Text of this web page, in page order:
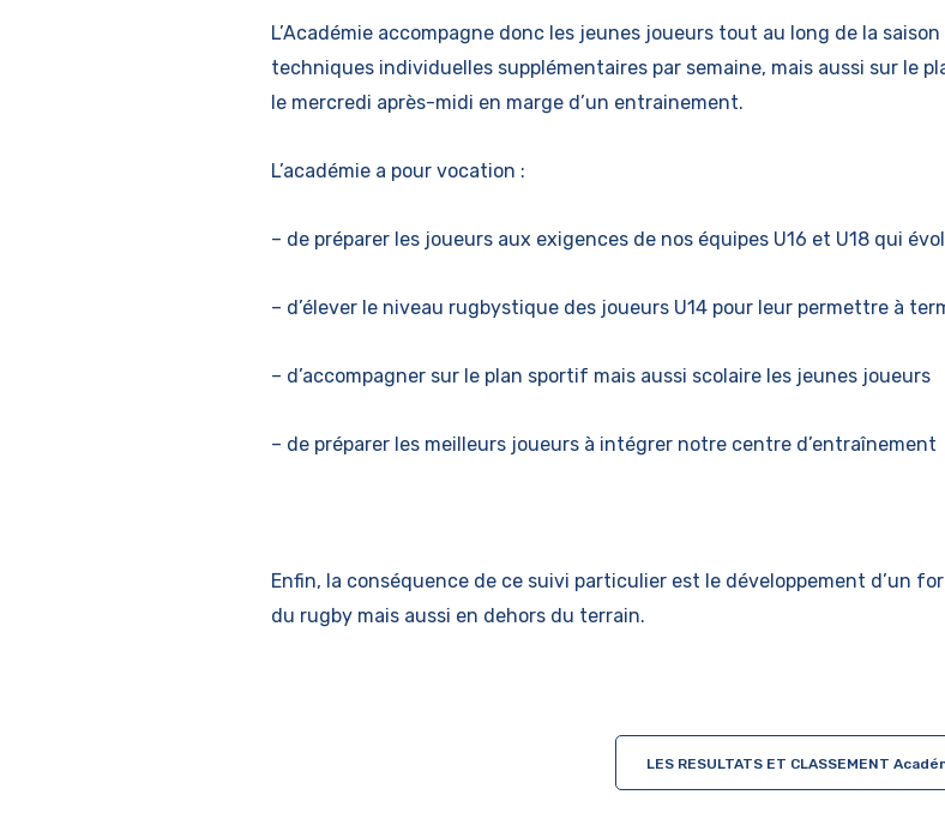
L’Académie accompagne donc les jeunes joueurs tout au long de la
techniques individuelles supplémentaires par semaine, mais aussi sur le
le mercredi après-midi en marge d’un entrainement.
L’académie a pour vocation :
– de préparer les joueurs aux exigences de nos équipes U16 et U18 qui
– d’élever le niveau rugbystique des joueurs U14 pour leur permettre à
– d’accompagner sur le plan sportif mais aussi scolaire les jeunes joueurs
– de préparer les meilleurs joueurs à intégrer notre centre d’entraînement
Enfin, la conséquence de ce suivi particulier est le développement d’un
du rugby mais aussi en dehors du terrain.
LES RESULTATS ET CLASSEMENT